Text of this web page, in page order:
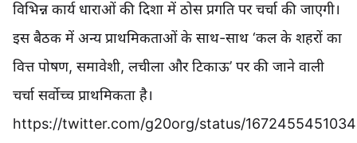
विभिन्न कार्य धाराओं की दिशा में ठोस प्रगति पर चर्चा की जाएगी।
इस बैठक में अन्य प्राथमिकताओं के साथ-साथ ‘कल के शहरों का
वित्त पोषण, समावेशी, लचीला और टिकाऊ’ पर की जाने वाली
चर्चा सर्वोच्च प्राथमिकता है।
https://twitter.com/g20org/status/